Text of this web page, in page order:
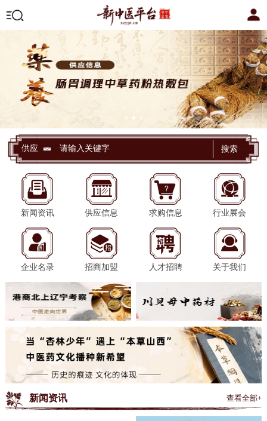
供应 搜索
新闻资讯 供应信息 求购信息 行业展会
企业名录 招商加盟 人才招聘 关于我们
新闻资讯 查看全部+